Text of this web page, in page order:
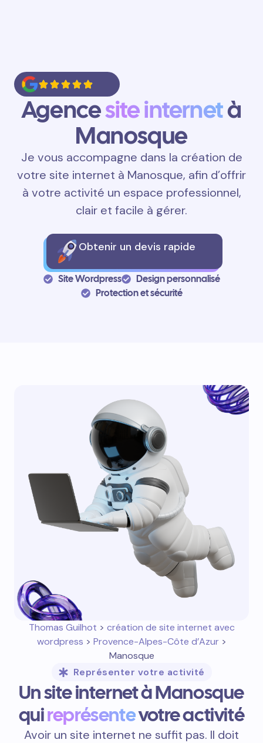
Agencesite internetà
Manosque
Je vous accompagne dans la création de
votre site internet à Manosque, afin d’offrir
à votre activité un espace professionnel,
clair et facile à gérer.
Obtenir un devis rapide
Site Wordpress
Design personnalisé
Protection et sécurité
Thomas Guilhot > création de site internet avec
wordpress > Provence-Alpes-Côte d’Azur>
Manosque
Représenter votre activité
Un site internet à Manosque
quireprésentevotre activité
Avoir un site internet ne suffit pas. Il doit